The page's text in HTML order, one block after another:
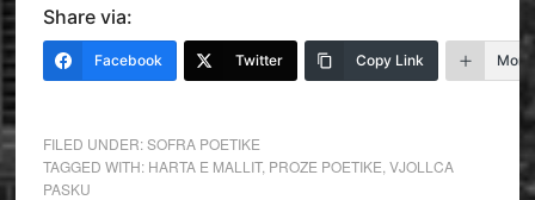
Share via:
Facebook Twitter Copy Link More
FILED UNDER:SOFRA POETIKE
TAGGED WITH: HARTA E MALLIT, PROZE POETIKE VJOLLCA
PASKU